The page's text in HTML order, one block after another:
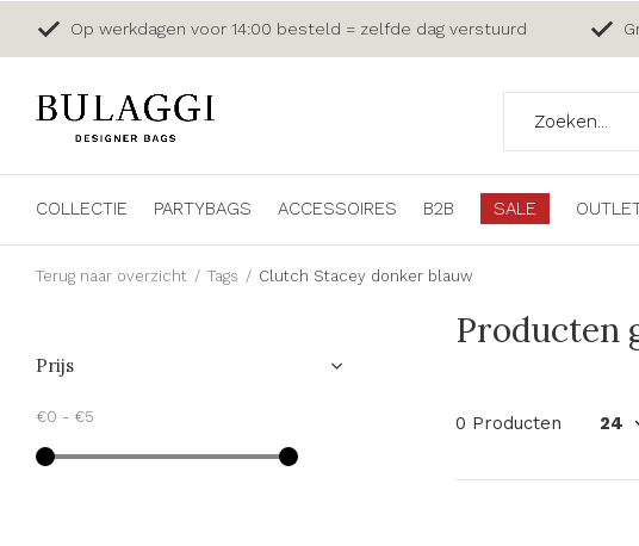
COLLECTIE PARTYBAGS ACCESSOIRES B2B SALE
Op werkdagen voor 14:00 besteld = zelfde dag verstuurd
Terug naar overzicht Tags Clutch Stacey donker blauw
Producten
0 Producten
Prijs
€0 - €5